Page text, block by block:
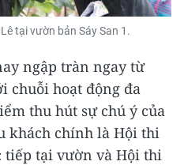
tại vườn bản Sáy San 1.
ngập tràn ngay từ
chuỗi hoạt động đa
thu hút sự chú ý của
khách chính là Hội thi
tiếp tại vườn và Hội thi